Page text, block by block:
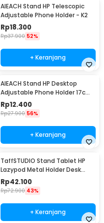
AIEACH Stand HP Telescopic
Adjustable Phone Holder - K2
Rp18.300
Rp37.900 52%
+ Keranjang
AIEACH Stand HP Desktop
Adjustable Phone Holder 17cm
- K2
Rp12.400
Rp27.900 56%
+ Keranjang
TaffSTUDIO Stand Tablet HP
Lazypod Metal Holder Desk
Clamp 6-8 Inch - D9
Rp42.100
Rp72.900 43%
+ Keranjang